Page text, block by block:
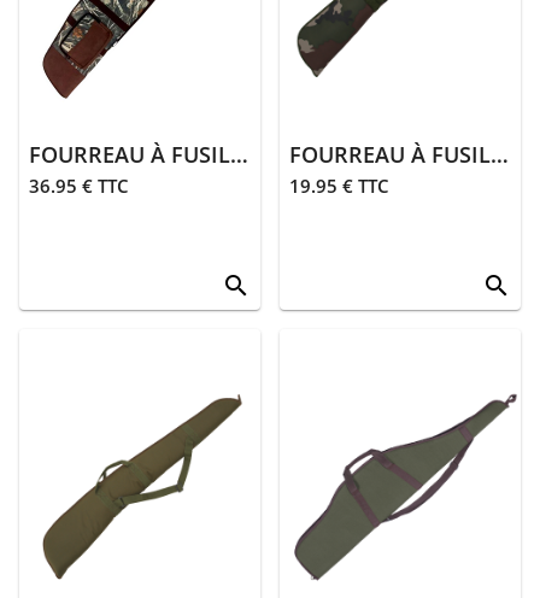
> Entretien
Animalerie
> Sifflets,
FOURREAU À FUSIL | GHOSTCAMO WET
36.95 € TTC
search
FOURREAU À FUSIL | CAMO
19.95 € TTC
search